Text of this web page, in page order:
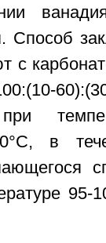
Способ
с
в
95-